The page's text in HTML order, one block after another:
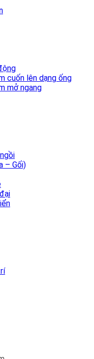
cuốn lên dạng ống
mở ngang
– Gối)